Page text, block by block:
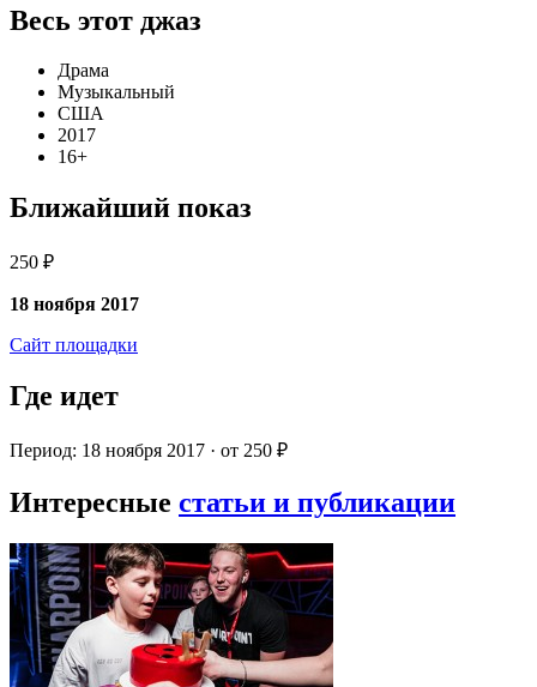
Весь этот джаз
Драма
Музыкальный
США
2017
16+
Ближайший показ
250 ₽
18 ноября 2017
Сайт площадки
Где идет
Период: 18 ноября 2017 · от 250 ₽
Интересные статьи и публикации